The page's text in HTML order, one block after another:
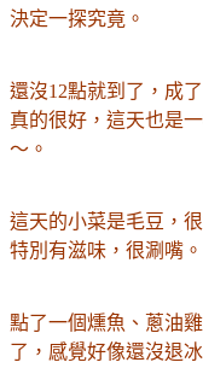
決定一探究竟。
還沒12點就到了，成
真的很好，這天也是
～。
這天的小菜是毛豆，
特別有滋味，很涮嘴。
點了一個燻魚、蔥油
了，感覺好像還沒退